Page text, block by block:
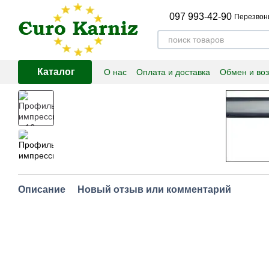
Перейти к основному контенту
097 993-42-90
Каталог О нас Оплата и доставка Обмен и
Описание Новый отзыв или комментарий